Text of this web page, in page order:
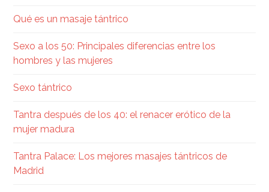
Qué es un masaje tántrico
Sexo a los 50: Principales diferencias entre los
hombres y las mujeres
Sexo tántrico
Tantra después de los 40: el renacer erótico de la
mujer madura
Tantra Palace: Los mejores masajes tántricos de
Madrid